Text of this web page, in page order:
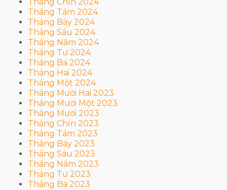
Tháng Tám 2024
Tháng Bảy 2024
Tháng Sáu 2024
Tháng Năm 2024
Tháng Tư 2024
Tháng Ba 2024
Tháng Hai 2024
Tháng Một 2024
Tháng Mười Hai 2023
Tháng Mười Một 2023
Tháng Mười 2023
Tháng Chín 2023
Tháng Tám 2023
Tháng Bảy 2023
Tháng Sáu 2023
Tháng Năm 2023
Tháng Tư 2023
Tháng Ba 2023